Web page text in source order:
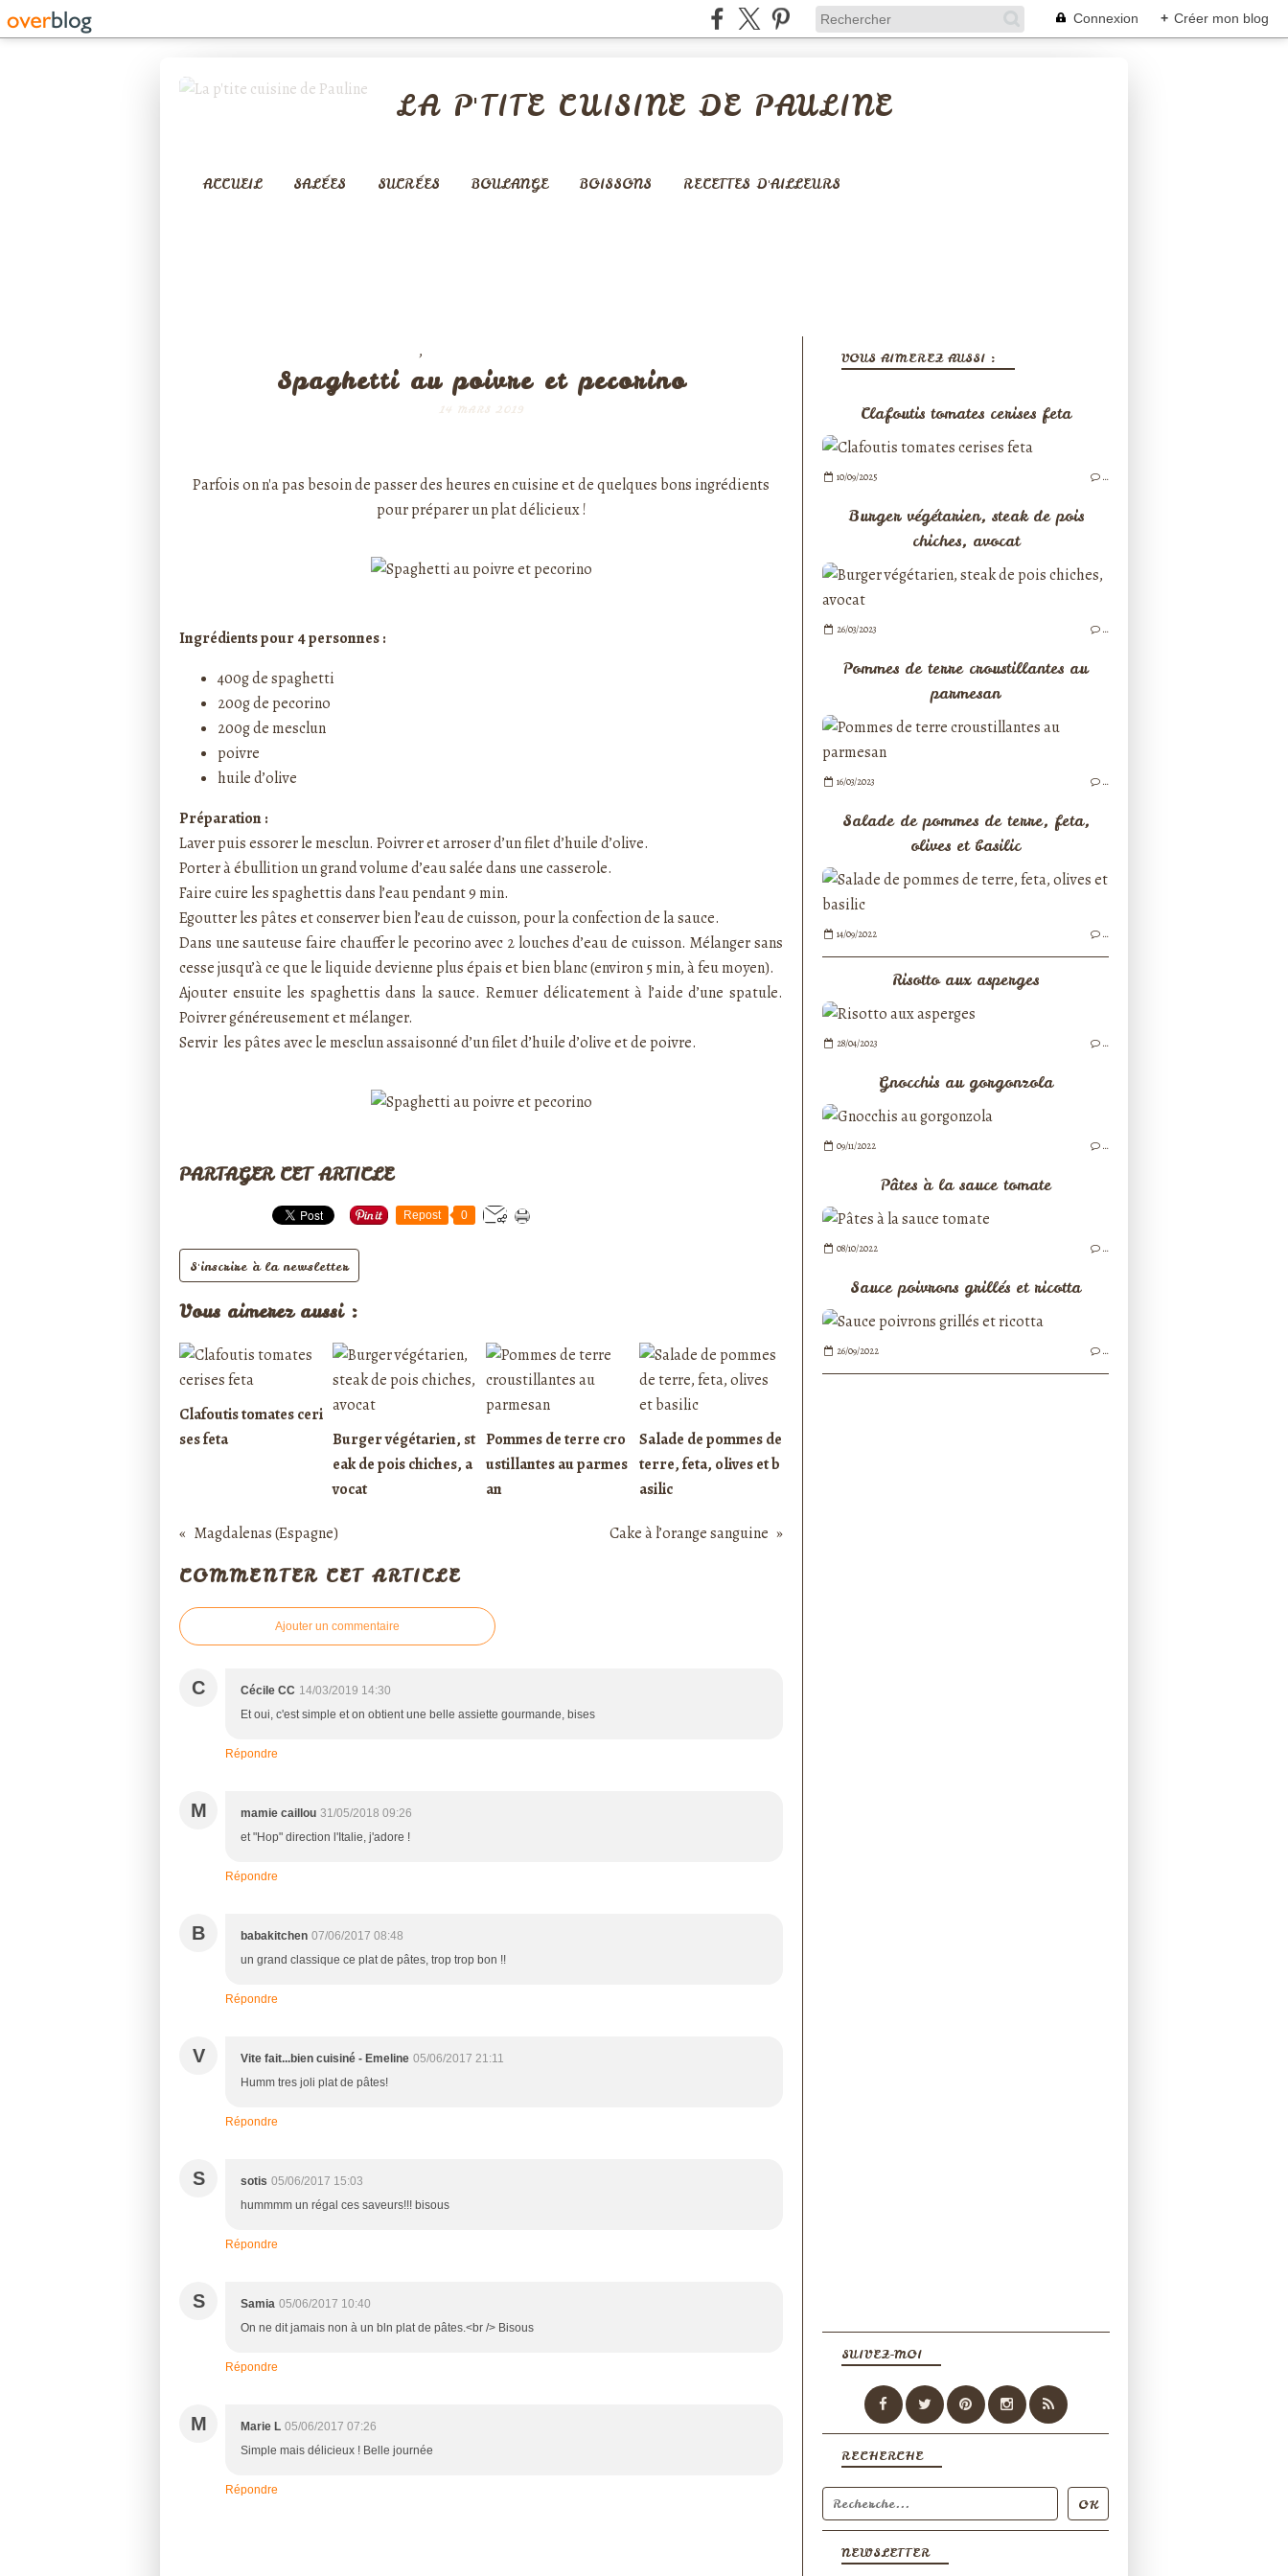
Connexion + Créer mon blog
LA P'TITE CUISINE DE PAULINE
ACCUEIL SALÉES SUCRÉES BOULANGE BOISSONS RECETTES D'AILLEURS
,
Spaghetti au poivre et pecorino
14 MARS 2019
Parfois on n'a pas besoin de passer des heures en cuisine et de quelques bons ingrédients
pour préparer un plat délicieux !
Ingrédients pour 4 personnes :
400g de spaghetti
200g de pecorino
200g de mesclun
poivre
huile d’olive
Préparation :
Laver puis essorer le mesclun. Poivrer et arroser d’un filet d’huile d’olive.
Porter à ébullition un grand volume d’eau salée dans une casserole.
Faire cuire les spaghettis dans l’eau pendant 9 min.
Egoutter les pâtes et conserver bien l’eau de cuisson, pour la confection de la sauce.
Dans une sauteuse faire chauffer le pecorino avec 2 louches d’eau de cuisson. Mélanger sans
cesse jusqu’à ce que le liquide devienne plus épais et bien blanc (environ 5 min, à feu moyen).
Ajouter ensuite les spaghettis dans la sauce. Remuer délicatement à l’aide d’une spatule.
Poivrer généreusement et mélanger.
Servir les pâtes avec le mesclun assaisonné d’un filet d’huile d’olive et de poivre.
PARTAGER CET ARTICLE
Repost 0
S'inscrire à la newsletter
Vous aimerez aussi :
Clafoutis tomates ceri
ses feta
Burger végétarien, st
eak de pois chiches, a
vocat
Pommes de terre cro
ustillantes au parmes
an
Salade de pommes de
terre, feta, olives et b
asilic
Magdalenas (Espagne) Cake à l’orange sanguine
COMMENTER CET ARTICLE
Ajouter un commentaire
C Cécile CC 14/03/2019 14:30
Et oui, c'est simple et on obtient une belle assiette gourmande, bises
Répondre
M mamie caillou 31/05/2018 09:26
et "Hop" direction l'Italie, j'adore !
Répondre
B babakitchen 07/06/2017 08:48
un grand classique ce plat de pâtes, trop trop bon !!
Répondre
V Vite fait...bien cuisiné - Emeline 05/06/2017 21:11
Humm tres joli plat de pâtes!
Répondre
S sotis 05/06/2017 15:03
hummmm un régal ces saveurs!!! bisous
Répondre
S Samia 05/06/2017 10:40
On ne dit jamais non à un bln plat de pâtes.<br /> Bisous
Répondre
M Marie L 05/06/2017 07:26
Simple mais délicieux ! Belle journée
Répondre
NEWSLETTER
SUIVEZ-MOI
RECHERCHE
VOUS AIMEREZ AUSSI :
Clafoutis tomates cerises feta
10/09/2025 …
Burger végétarien, steak de pois
chiches, avocat
26/03/2023 …
Pommes de terre croustillantes au
parmesan
16/03/2023 …
Salade de pommes de terre, feta,
olives et basilic
14/09/2022 …
Risotto aux asperges
28/04/2023 …
Gnocchis au gorgonzola
09/11/2022 …
Pâtes à la sauce tomate
08/10/2022 …
Sauce poivrons grillés et ricotta
26/09/2022 …